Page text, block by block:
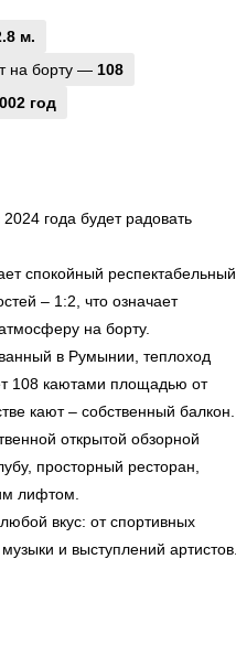
м.
на борту — 108
год
года будет радовать
спокойный респектабельный
– 1:2, что означает
на борту.
в Румынии, теплоход
108 каютами площадью от
кают – собственный балкон.
открытой обзорной
просторный ресторан,
лифтом.
вкус: от спортивных
и выступлений артистов.